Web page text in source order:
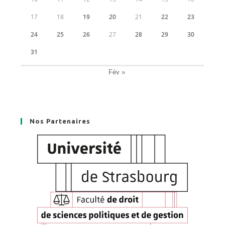
17 18 19 20 21 22 23
24 25 26 27 28 29 30
31
Fév »
Nos Partenaires